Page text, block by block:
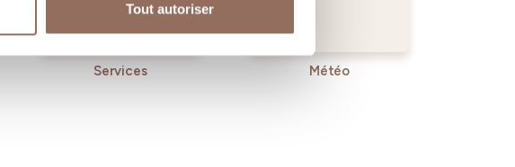
Tout autoriser
Services Météo